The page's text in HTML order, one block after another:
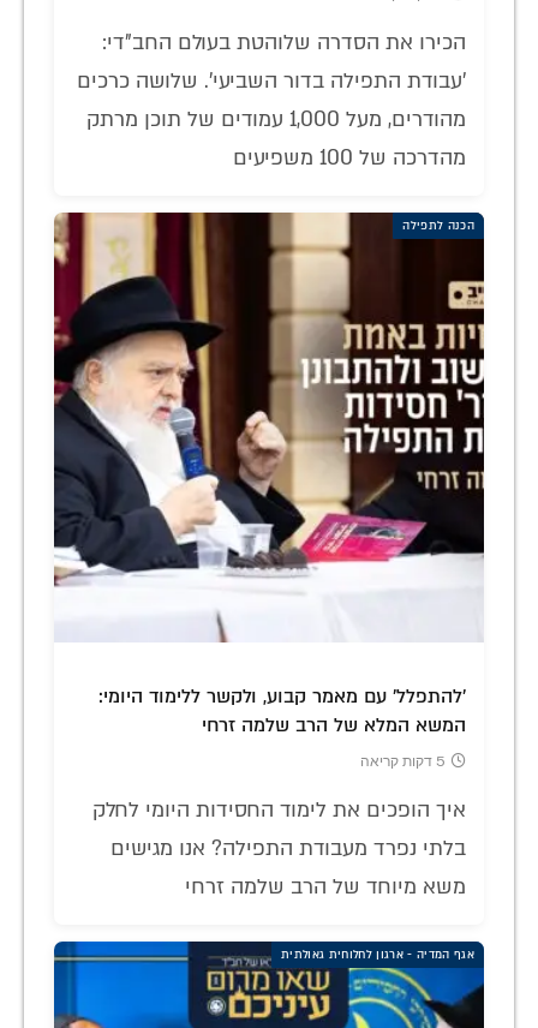
הכירו את הסדרה שלוהטת בעולם החב"די:
'עבודת התפילה בדור השביעי'. שלושה כרכים
מהודרים, מעל 1,000 עמודים של תוכן מרתק
מהדרכה של 100 משפיעים
הכנה לתפילה
'להתפלל' עם מאמר קבוע, ולקשר ללימוד היומי:
המשא המלא של הרב שלמה זרחי
5 דקות קריאה
איך הופכים את לימוד החסידות היומי לחלק
בלתי נפרד מעבודת התפילה? אנו מגישים
משא מיוחד של הרב שלמה זרחי
אגף המדיה - ארגון לחלוחית גאולתית